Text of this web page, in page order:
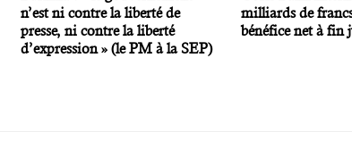
n’est ni contre la liberté de
presse, ni contre la liberté
d’expression » (le PM à la SEP)
milliards de
bénéfice net à fin